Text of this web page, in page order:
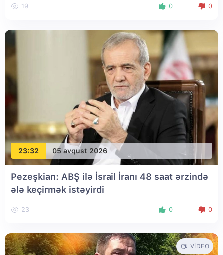
19 0 0
23:32 05 avqust 2026
Pezeşkian: ABŞ ilə İsrail İranı 48 saat ərzində
ələ keçirmək istəyirdi
23 0 0
VIDEO